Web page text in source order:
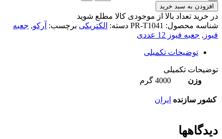
افزودن به سبد خرید
در خرید تعداد بالا از موجودی کالا مطلع شوید
شناسه محصول: PR-T1041 دسته: الکتریکی برچسب: آرکو, جعبه
فیوز , جعبه فیوز 12 عددی
توضیحات تکمیلی
توضیحات تکمیلی
وزن
4000 گرم
کشور سازنده ایران
دیدگاهها